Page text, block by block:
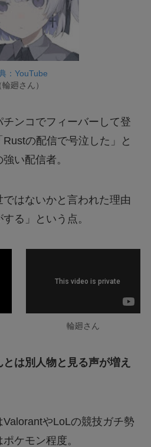
：YouTube
輪廻さん）
ンコでフィーバーして登
の配信で号泣した」と
い配信者。
はないかと言われた理由
る」という点。
輪廻さん
は別人物と見る声が増え
やLoLの競技ガチ勢
ケモン程度。